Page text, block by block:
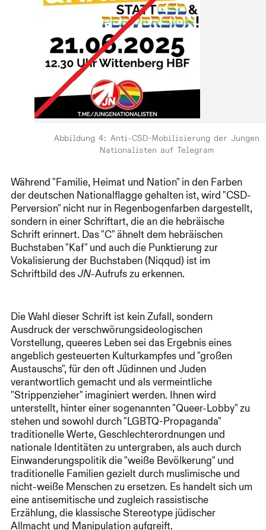
Abbildung 4: Anti-CSD-Mobilisierung der Jungen
Nationalisten auf Telegram
Während "Familie, Heimat und Nation" in den Farben
der deutschen Nationalflagge gehalten ist, wird "CSD-
Perversion" nicht nur in Regenbogenfarben dargestellt,
sondern in einer Schriftart, die an die hebräische
Schrift erinnert. Das "C" ähnelt dem hebräischen
Buchstaben "Kaf" und auch die Punktierung zur
Vokalisierung der Buchstaben (Niqqud) ist im
Schriftbild des JN-Aufrufs zu erkennen.
Die Wahl dieser Schrift ist kein Zufall, sondern
Ausdruck der verschwörungsideologischen
Vorstellung, queeres Leben sei das Ergebnis eines
angeblich gesteuerten Kulturkampfes und "großen
Austauschs", für den oft Jüdinnen und Juden
verantwortlich gemacht und als vermeintliche
"Strippenzieher" imaginiert werden. Ihnen wird
unterstellt, hinter einer sogenannten "Queer-Lobby" zu
stehen und sowohl durch "LGBTQ-Propaganda"
traditionelle Werte, Geschlechterordnungen und
nationale Identitäten zu untergraben, als auch durch
Einwanderungspolitik die "weiße Bevölkerung" und
traditionelle Familien gezielt durch muslimische und
nicht-weiße Menschen zu ersetzen. Es handelt sich um
eine antisemitische und zugleich rassistische
Erzählung, die klassische Stereotype jüdischer
Allmacht und Manipulation aufgreift.